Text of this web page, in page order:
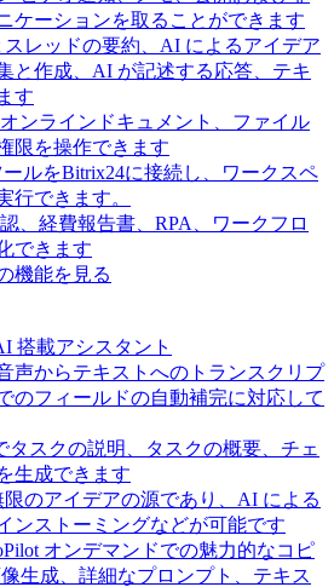
ケーションを取ることができます
スレッドの要約、AI によるアイデア
と作成、AI が記述する応答、テキ
す
ンラインドキュメント、ファイル
限を操作できます
ルをBitrix24に接続し、ワークスペ
行できます。
、経費報告書、RPA、ワークフロ
できます
機能を見る
搭載アシスタント
声からテキストへのトランスクリプ
のフィールドの自動補完に対応して
タスクの説明、タスクの概要、チェ
生成できます
限のアイデアの源であり、AI による
ンストーミングなどが可能です
オンデマンドでの魅力的なコピ
生成、詳細なプロンプト、テキス